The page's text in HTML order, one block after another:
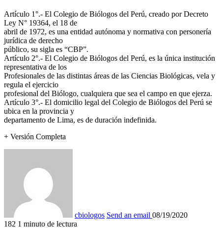
Artículo 1°.- El Colegio de Biólogos del Perú, creado por Decreto
Ley N° 19364, el 18 de
abril de 1972, es una entidad autónoma y normativa con personería
jurídica de derecho
público, su sigla es “CBP”.
Artículo 2°.- El Colegio de Biólogos del Perú, es la única institución
representativa de los
Profesionales de las distintas áreas de las Ciencias Biológicas, vela y
regula el ejercicio
profesional del Biólogo, cualquiera que sea el campo en que ejerza.
Artículo 3°.- El domicilio legal del Colegio de Biólogos del Perú se
ubica en la provincia y
departamento de Lima, es de duración indefinida.
+ Versión Completa
cbiologos Send an email 08/19/2020
182 1 minuto de lectura